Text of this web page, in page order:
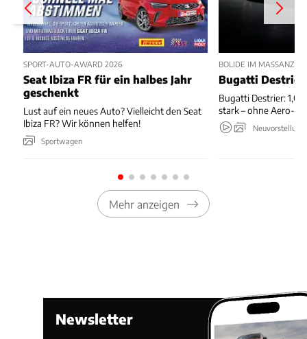
SPORT-AUTO-AWARD 2026
Seat Ibiza FR für ein halbes Jahr
geschenkt
Lust auf ein neues Auto? Vielleicht den Seat
Ibiza FR? Wir können helfen!
Sportwagen
BOLIDE IM MASSANZUG
Bugatti
Bugatti Destrier: 1,00
stark – ohne Aero-
Mehr anzeigen
Newsletter